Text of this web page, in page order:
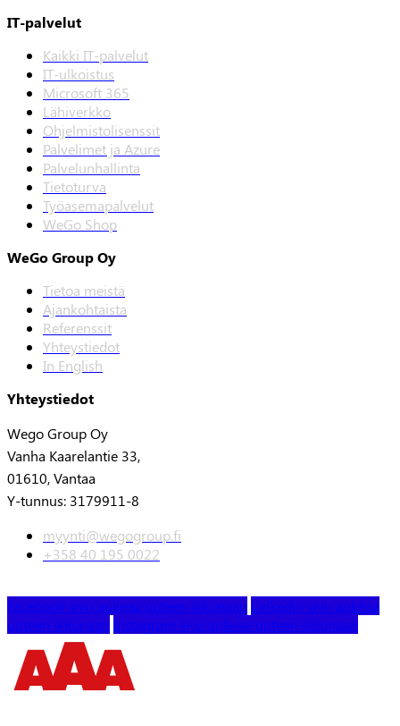
IT-palvelut
Kaikki IT-palvelut
IT-ulkoistus
Microsoft 365
Lähiverkko
Ohjelmistolisenssit
Palvelimet ja Azure
Palvelunhallinta
Tietoturva
Työasemapalvelut
WeGo Shop
WeGo Group Oy
Tietoa meistä
Ajankohtaista
Referenssit
Yhteystiedot
In English
Yhteystiedot
Wego Group Oy
Vanha Kaarelantie 33,
01610, Vantaa
Y-tunnus: 3179911-8
myynti@wegogroup.fi
+358 40 195 0022
Facebook sivu aukeaa uuteen ikkunaan Linkedin sivu aukeaa
uuteen ikkunaan Instagram sivu aukeaa uuteen ikkunaan